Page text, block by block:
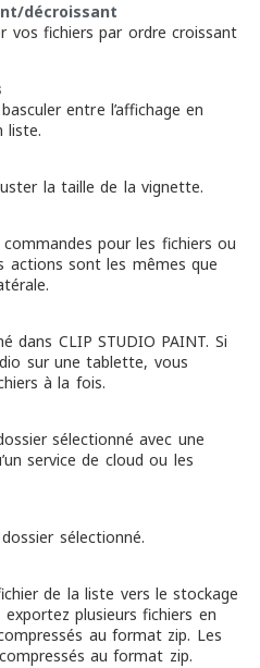
décroissant
vos fichiers par ordre croissant
entre l’affichage en
liste.
la taille de la vignette.
pour les fichiers ou
actions sont les mêmes que
dans CLIP STUDIO PAINT. Si
sur une tablette, vous
à la fois.
sélectionné avec une
service de cloud ou les
sélectionné.
de la liste vers le stockage
plusieurs fichiers en
au format zip. Les
au format zip.